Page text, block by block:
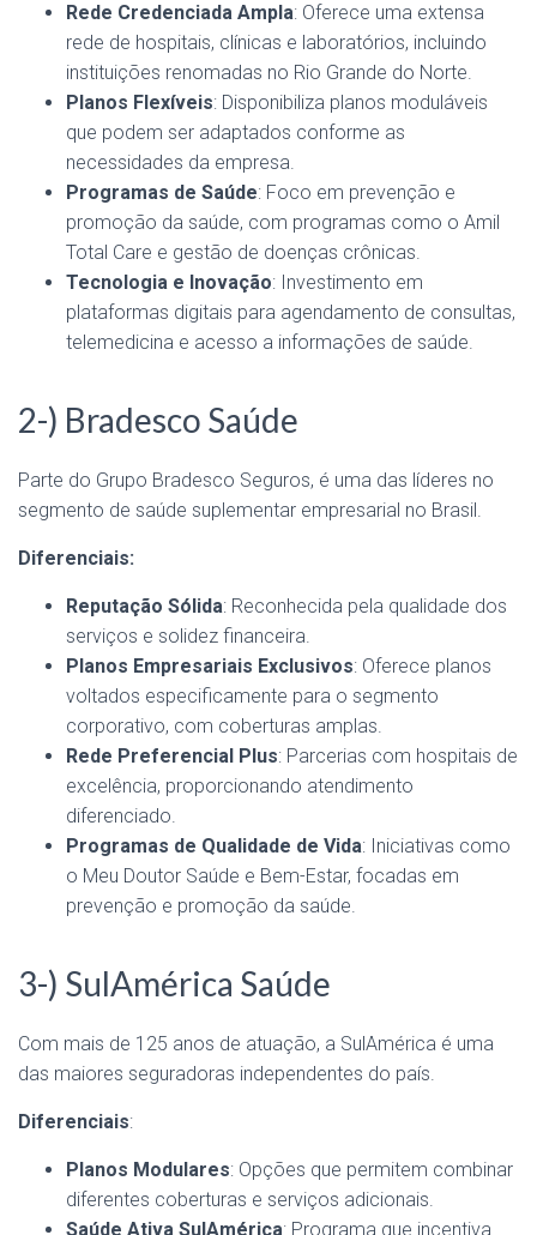
Rede Credenciada Ampla: Oferece uma extensa
rede de hospitais, clínicas e laboratórios, incluindo
instituições renomadas no Rio Grande do Norte.
Planos Flexíveis: Disponibiliza planos moduláveis
que podem ser adaptados conforme as
necessidades da empresa.
Programas de Saúde: Foco em prevenção e
promoção da saúde, com programas como o Amil
Total Care e gestão de doenças crônicas.
Tecnologia e Inovação: Investimento em
plataformas digitais para agendamento de consultas,
telemedicina e acesso a informações de saúde.
2-) Bradesco Saúde
Parte do Grupo Bradesco Seguros, é uma das líderes no
segmento de saúde suplementar empresarial no Brasil.
Diferenciais:
Reputação Sólida: Reconhecida pela qualidade dos
serviços e solidez financeira.
Planos Empresariais Exclusivos: Oferece planos
voltados especificamente para o segmento
corporativo, com coberturas amplas.
Rede Preferencial Plus: Parcerias com hospitais de
excelência, proporcionando atendimento
diferenciado.
Programas de Qualidade de Vida: Iniciativas como
o Meu Doutor Saúde e Bem-Estar, focadas em
prevenção e promoção da saúde.
3-) SulAmérica Saúde
Com mais de 125 anos de atuação, a SulAmérica é uma
das maiores seguradoras independentes do país.
Diferenciais:
Planos Modulares: Opções que permitem combinar
diferentes coberturas e serviços adicionais.
Saúde Ativa SulAmérica: Programa que incentiva